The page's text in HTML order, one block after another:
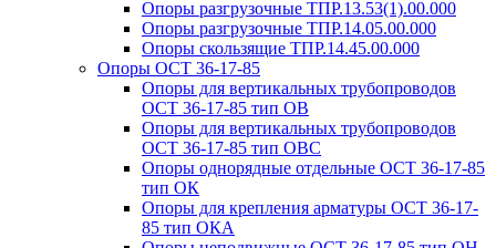
Опоры разгрузочные ТПР.13.53(1).00.000
Опоры разгрузочные ТПР.14.05.00.000
Опоры скользящие ТПР.14.45.00.000
Опоры ОСТ 36-17-85
Опоры для вертикальных трубопроводов
ОСТ 36-17-85 тип ОВ
Опоры для вертикальных трубопроводов
ОСТ 36-17-85 тип ОВС
Опоры однорядные отдельные ОСТ 36-17-85
тип ОК
Опоры для крепления арматуры ОСТ 36-17-
85 тип ОКА